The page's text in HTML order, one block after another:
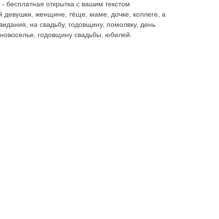
бесплатная открытка с вашим текстом
девушки, женщине, тёще, маме, дочке, коллеге, а
на свадьбу, годовщину, помолвку, день
годовщину свадьбы, юбилей.